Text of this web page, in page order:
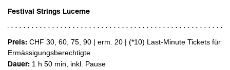
Festival Strings Lucerne
Preis: CHF 30, 60, 75, 90 | erm. 20 | (*10) Last-Minute Tickets für
Ermässigungsberechtigte
Dauer: 1 h 50 min , inkl. Pause